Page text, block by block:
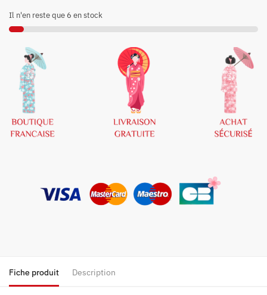
Il n'en reste que 6 en stock
Fiche produit Description